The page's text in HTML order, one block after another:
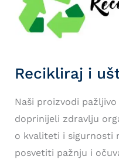
Recikliraj i
Naši proizvodi
doprinijeli zdravlju
o kvaliteti i sigurnosti
posvetiti pažnju i